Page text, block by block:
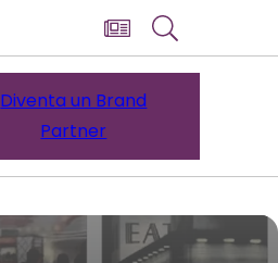
Diventa un Brand
Partner